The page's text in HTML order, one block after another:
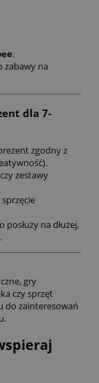
.
zabawy na
dla 7-
zgodny z
zestawy
posłuży na dłużej,
gry
czy sprzęt
do zainteresowań